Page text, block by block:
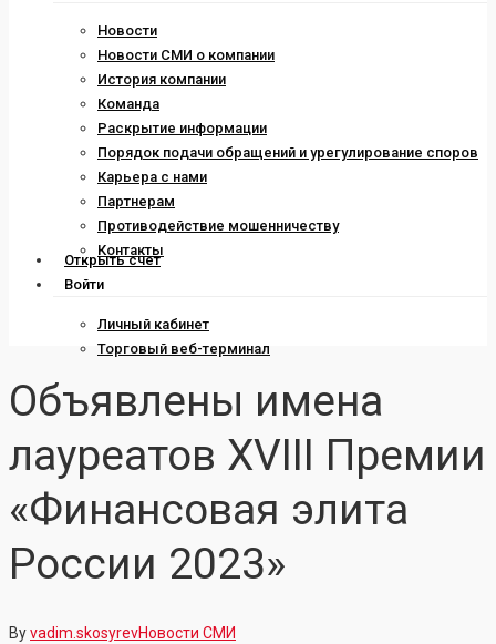
Новости
Новости СМИ о компании
История компании
Команда
Раскрытие информации
Порядок подачи обращений и урегулирование споров
Карьера с нами
Партнерам
Противодействие мошенничеству
Контакты
Открыть счет
Войти
Личный кабинет
Торговый веб-терминал
Объявлены имена
лауреатов XVIII Премии
«Финансовая элита
России 2023»
Byvadim.skosyrevНовости СМИ